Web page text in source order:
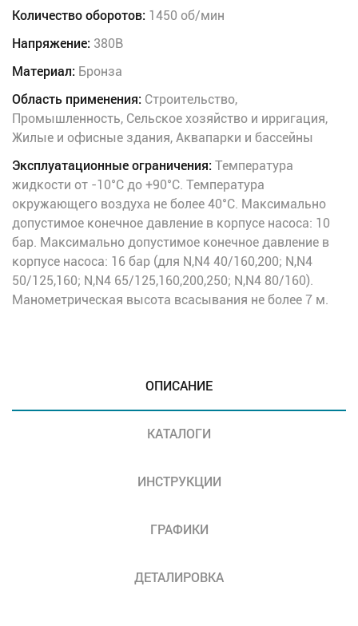
Количество оборотов: 1450 об/мин
Напряжение: 380В
Материал: Бронза
Область применения: Строительство,
Промышленность, Сельское хозяйство и ирригация,
Жилые и офисные здания, Аквапарки и бассейны
Эксплуатационные ограничения: Температура
жидкости от -10°C до +90°C. Температура
окружающего воздуха не более 40°C. Максимально
допустимое конечное давление в корпусе насоса: 10
бар. Максимально допустимое конечное давление в
корпусе насоса: 16 бар (для N,N4 40/160,200; N,N4
50/125,160; N,N4 65/125,160,200,250; N,N4 80/160).
Манометрическая высота всасывания не более 7 м.
ОПИСАНИЕ
КАТАЛОГИ
ИНСТРУКЦИИ
ГРАФИКИ
ДЕТАЛИРОВКА